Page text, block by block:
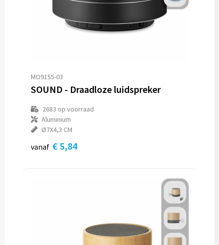
MO9155-03
SOUND - Draadloze luidspreker
2683 op voorraad
Aluminium
Ø7X4,3 CM
vanaf € 5,84